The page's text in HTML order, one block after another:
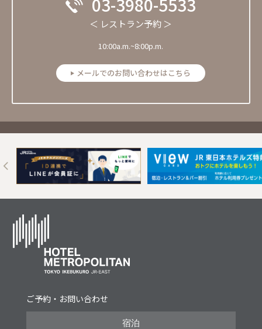
03-3980-5533
＜ レストラン予約 ＞
10:00a.m.~8:00p.m.
メールでのお問い合わせはこちら
Next
ご予約・お問い合わせ
宿泊